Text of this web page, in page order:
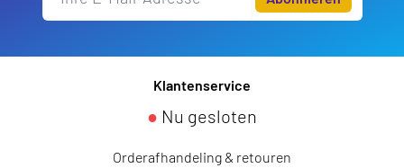
Klantenservice
● Nu gesloten
Orderafhandeling & retouren